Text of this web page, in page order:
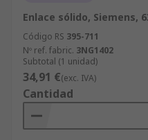
Enlace sólido, Siemens,
Código RS 395-711
Nº ref. fabric. 3NG1402
Subtotal (1 unidad)
34,91 €(exc. IVA)
Cantidad